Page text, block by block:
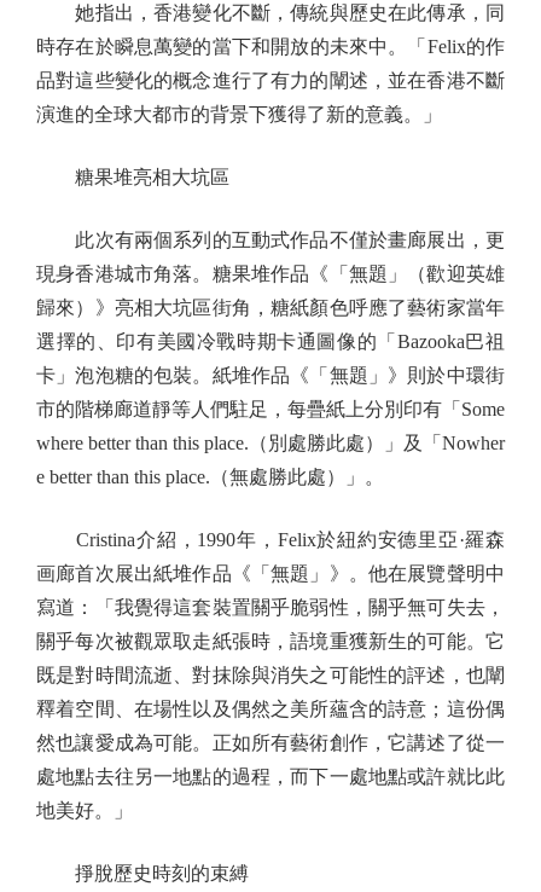
她指出，香港變化不斷，傳統與歷史在此傳承，同
時存在於瞬息萬變的當下和開放的未來中。「Felix的作
品對這些變化的概念進行了有力的闡述，並在香港不斷
演進的全球大都市的背景下獲得了新的意義。」
糖果堆亮相大坑區
此次有兩個系列的互動式作品不僅於畫廊展出，更
現身香港城市角落。糖果堆作品《「無題」（歡迎英雄
歸來）》亮相大坑區街角，糖紙顏色呼應了藝術家當年
選擇的、印有美國冷戰時期卡通圖像的「Bazooka巴祖
卡」泡泡糖的包裝。紙堆作品《「無題」》則於中環街
市的階梯廊道靜等人們駐足，每疊紙上分別印有「Some
where better than this place.（別處勝此處）」及「Nowher
e better than this place.（無處勝此處）」。
Cristina介紹，1990年，Felix於紐約安德里亞·羅森
画廊首次展出紙堆作品《「無題」》。他在展覽聲明中
寫道：「我覺得這套裝置關乎脆弱性，關乎無可失去，
關乎每次被觀眾取走紙張時，語境重獲新生的可能。它
既是對時間流逝、對抹除與消失之可能性的評述，也闡
釋着空間、在場性以及偶然之美所蘊含的詩意；這份偶
然也讓愛成為可能。正如所有藝術創作，它講述了從一
處地點去往另一地點的過程，而下一處地點或許就比此
地美好。」
掙脫歷史時刻的束縛